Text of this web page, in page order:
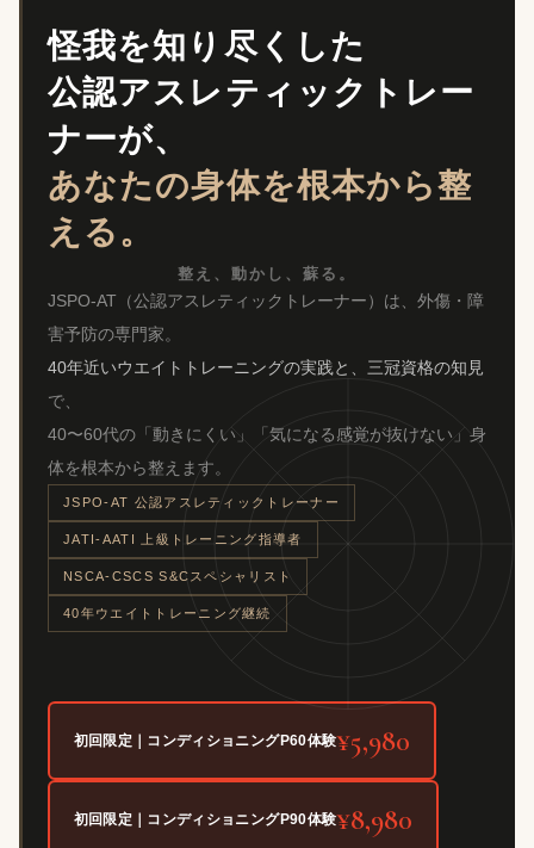
怪我を知り尽くした
公認アスレティックトレー
ナーが、
あなたの身体を根本から整
える。
整え、動かし、蘇る。
JSPO-AT（公認アスレティックトレーナー）は、外傷・障
害予防の専門家。
40年近いウエイトトレーニングの実践と、三冠資格の知見
で、
40〜60代の「動きにくい」「気になる感覚が抜けない」身
体を根本から整えます。
JSPO-AT 公認アスレティックトレーナー
JATI-AATI 上級トレーニング指導者
NSCA-CSCS S&Cスペシャリスト
40年ウエイトトレーニング継続
初回限定｜コンディショニングP60体験¥5,980
初回限定｜コンディショニングP90体験¥8,980